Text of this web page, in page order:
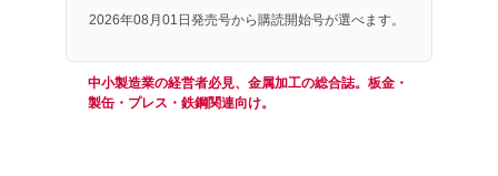
2026年08月01日発売号から購読開始号が選べます。
中小製造業の経営者必見、金属加工の総合誌。板金・
製缶・プレス・鉄鋼関連向け。